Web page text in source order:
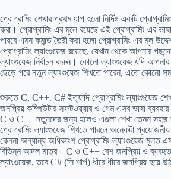
প্রোগ্রামিং শেখার প্রথম ধাপ হলো নির্দিষ্ট একটি
করা। প্রোগ্রামিং এর মূলে রয়েছে এই প্রোগ্রামিং এর
পারবে এমন কমান্ড তৈরী করা হলো প্রোগ্রামিং এর মূল
প্রোগ্রামিং ল্যাংগুয়েজ রয়েছে, যেখান থেকে আপনার
ল্যাংগুয়েজ নির্বাচন করুন। কোনো ল্যাংগুয়েজ যদি আপনার
ছেড়ে পরে নতুন ল্যাংগুয়েজ শিখতে পারেন, এতে কোনো
শুরুতে C, C++. C# ইত্যাদি প্রোগ্রামিং ল্যাংগুয়েজ
জনপ্রিয় কম্পিউটার সফটওয়্যার ও গেম এসব ভাষা ব্যবহার
C ও C++ নতুনদের জন্য হলেও এগুলা শেখা তেমন সহজ
প্রোগ্রামিং ল্যাংগুয়েজ শিখতে পারলে অনেকটা
কেননা অন্যান্য অধিকাংশ প্রোগ্রামিং ল্যাংগুয়েজ মূলত
বিভিন্ন আদল মাত্র। C ও C++ বেশ জনপ্রিয় ও ব্যবহৃত
ল্যাংগুয়েজ, তবে C# (সি শার্প) ধীরে ধীরে জনপ্রিয় হয়ে